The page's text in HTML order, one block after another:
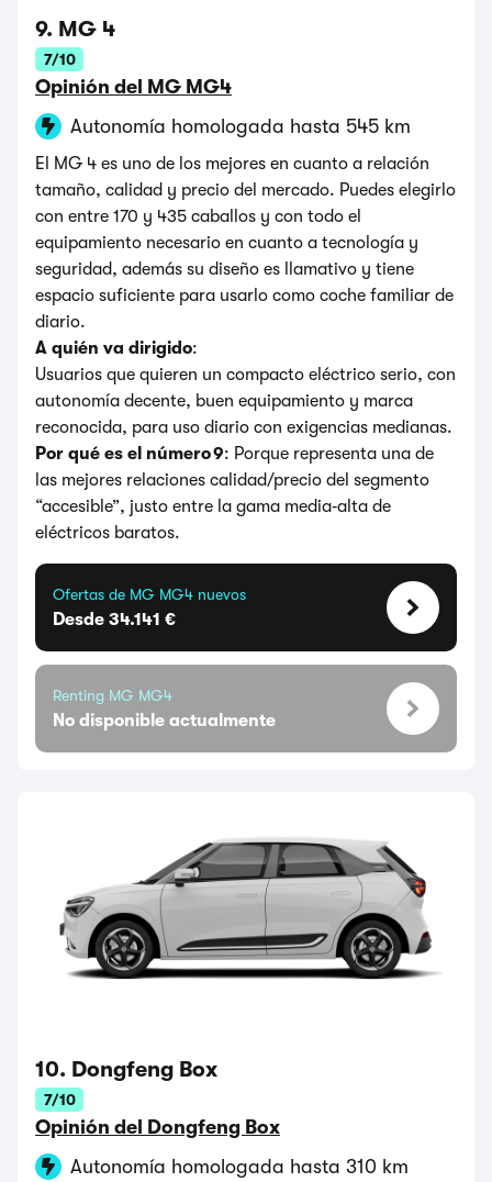
9. MG 4
7/10
Opinión del MG MG4
Autonomía homologada hasta 545 km
El MG 4 es uno de los mejores en cuanto a relación
tamaño, calidad y precio del mercado. Puedes elegirlo
con entre 170 y 435 caballos y con todo el
equipamiento necesario en cuanto a tecnología y
seguridad, además su diseño es llamativo y tiene
espacio suficiente para usarlo como coche familiar de
diario.
A quién va dirigido:
Usuarios que quieren un compacto eléctrico serio, con
autonomía decente, buen equipamiento y marca
reconocida, para uso diario con exigencias medianas.
Por qué es el número 9: Porque representa una de
las mejores relaciones calidad/precio del segmento
“accesible”, justo entre la gama media‑alta de
eléctricos baratos.
Ofertas de MG MG4 nuevos
Desde 34.141 €
Renting MG MG4
No disponible actualmente
10. Dongfeng Box
7/10
Opinión del Dongfeng Box
Autonomía homologada hasta 310 km